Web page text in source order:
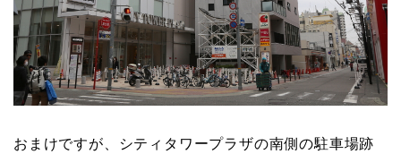
おまけですが、シティタワープラザの南側の駐車場跡